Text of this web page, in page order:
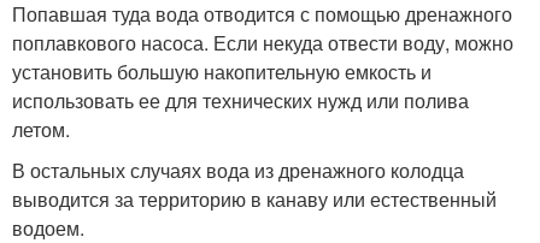
Попавшая туда вода отводится с помощью дренажного
поплавкового насоса. Если некуда отвести воду, можно
установить большую накопительную емкость и
использовать ее для технических нужд или полива
летом.
В остальных случаях вода из дренажного колодца
выводится за территорию в канаву или естественный
водоем.